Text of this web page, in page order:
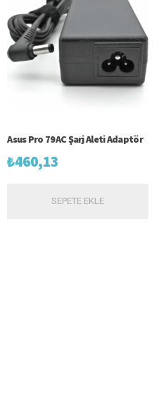
Asus Pro 79AC Şarj Aleti Adaptör
₺460,13
SEPETE EKLE